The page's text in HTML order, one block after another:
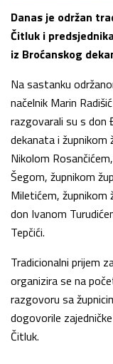
Danas je održan
Čitluk i
iz Broćanskog
Na sastanku
načelnik Marin
razgovarali su s don
dekanata i
Nikolom
Šegom, župnikom
Miletićem, župnikom
don Ivanom
Tepčići.
Tradicionalni prijem
organizira se na
razgovoru sa
dogovorile
Čitluk.